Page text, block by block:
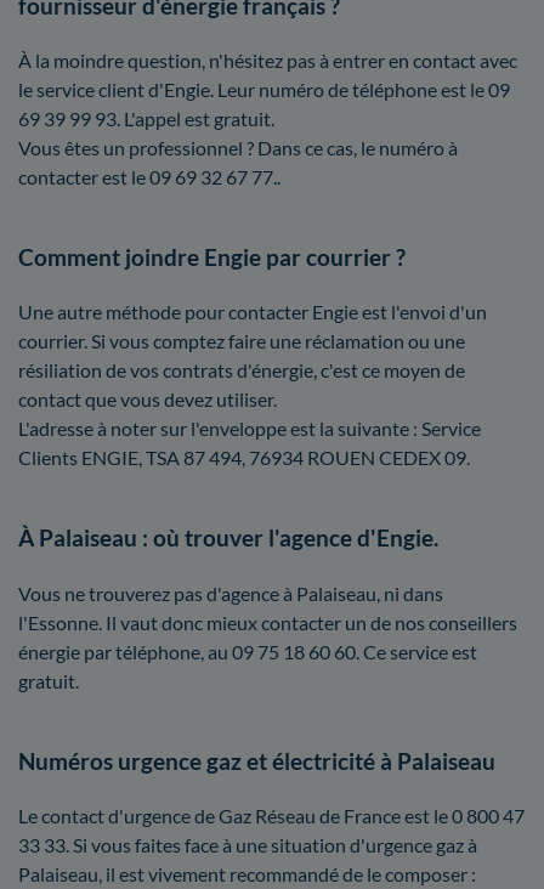
À la moindre question, n'hésitez pas à entrer en contact avec
le service client d'Engie. Leur numéro de téléphone est le 09
69 39 99 93. L'appel est gratuit.
Vous êtes un professionnel ? Dans ce cas, le numéro à
contacter est le 09 69 32 67 77..
Comment joindre Engie par courrier ?
Une autre méthode pour contacter Engie est l'envoi d'un
courrier. Si vous comptez faire une réclamation ou une
résiliation de vos contrats d'énergie, c'est ce moyen de
contact que vous devez utiliser.
L'adresse à noter sur l'enveloppe est la suivante : Service
Clients ENGIE, TSA 87 494, 76934 ROUEN CEDEX 09.
À Palaiseau : où trouver l'agence d'Engie.
Vous ne trouverez pas d'agence à Palaiseau, ni dans
l'Essonne. Il vaut donc mieux contacter un de nos conseillers
énergie par téléphone, au 09 75 18 60 60. Ce service est
gratuit.
Numéros urgence gaz et électricité à Palaiseau
Le contact d'urgence de Gaz Réseau de France est le 0 800 47
33 33. Si vous faites face à une situation d'urgence gaz à
Palaiseau, il est vivement recommandé de le composer :